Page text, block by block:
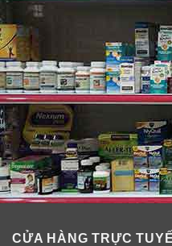
– Nhóm đối tượng cần bổ
chay trường, người cao
(sau đẻ 1 tháng), người
dưỡng, chậm lớn, hoặc trẻ
trẻ hay khóc về đêm nên
CỬA HÀNG TRỰC